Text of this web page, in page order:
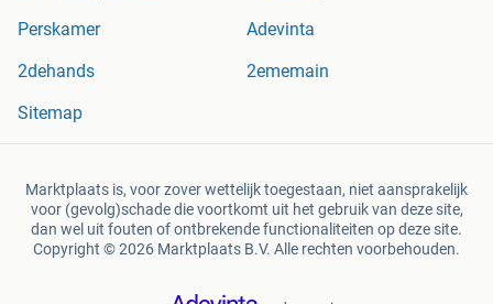
Perskamer
Adevinta
2dehands
2ememain
Sitemap
Marktplaats is, voor zover wettelijk toegestaan, niet aansprakelijk
voor (gevolg)schade die voortkomt uit het gebruik van deze site,
dan wel uit fouten of ontbrekende functionaliteiten op deze site.
Copyright © 2026 Marktplaats B.V. Alle rechten voorbehouden.